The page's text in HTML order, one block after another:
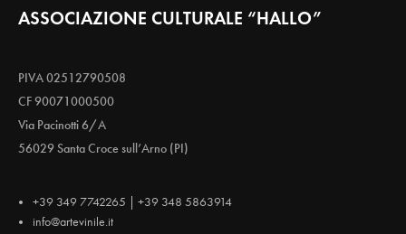
ASSOCIAZIONE CULTURALE “HALLO”
PIVA 02512790508
CF 90071000500
Via Pacinotti 6/A
56029 Santa Croce sull’Arno (PI)
+39 349 7742265 | +39 348 5863914
info@artevinile.it